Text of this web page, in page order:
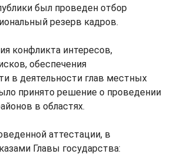
был проведен отбор
резерв кадров.
конфликта интересов,
обеспечения
в деятельности глав местных
принято решение о проведении
в областях.
аттестации, в
Главы государства: